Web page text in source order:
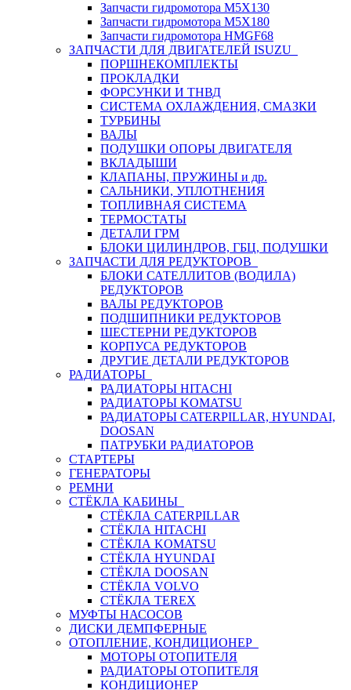
Запчасти гидромотора M5X130
Запчасти гидромотора M5X180
Запчасти гидромотора HMGF68
ЗАПЧАСТИ ДЛЯ ДВИГАТЕЛЕЙ ISUZU
ПОРШНЕКОМПЛЕКТЫ
ПРОКЛАДКИ
ФОРСУНКИ И ТНВД
СИСТЕМА ОХЛАЖДЕНИЯ, СМАЗКИ
ТУРБИНЫ
ВАЛЫ
ПОДУШКИ ОПОРЫ ДВИГАТЕЛЯ
ВКЛАДЫШИ
КЛАПАНЫ, ПРУЖИНЫ и др.
САЛЬНИКИ, УПЛОТНЕНИЯ
ТОПЛИВНАЯ СИСТЕМА
ТЕРМОСТАТЫ
ДЕТАЛИ ГРМ
БЛОКИ ЦИЛИНДРОВ, ГБЦ, ПОДУШКИ
ЗАПЧАСТИ ДЛЯ РЕДУКТОРОВ
БЛОКИ САТЕЛЛИТОВ (ВОДИЛА)
РЕДУКТОРОВ
ВАЛЫ РЕДУКТОРОВ
ПОДШИПНИКИ РЕДУКТОРОВ
ШЕСТЕРНИ РЕДУКТОРОВ
КОРПУСА РЕДУКТОРОВ
ДРУГИЕ ДЕТАЛИ РЕДУКТОРОВ
РАДИАТОРЫ
РАДИАТОРЫ HITACHI
РАДИАТОРЫ KOMATSU
РАДИАТОРЫ CATERPILLAR, HYUNDAI,
DOOSAN
ПАТРУБКИ РАДИАТОРОВ
СТАРТЕРЫ
ГЕНЕРАТОРЫ
РЕМНИ
СТЁКЛА КАБИНЫ
СТЁКЛА CATERPILLAR
СТЁКЛА HITACHI
СТЁКЛА KOMATSU
СТЁКЛА HYUNDAI
СТЁКЛА DOOSAN
СТЁКЛА VOLVO
СТЁКЛА TEREX
МУФТЫ НАСОСОВ
ДИСКИ ДЕМПФЕРНЫЕ
ОТОПЛЕНИЕ, КОНДИЦИОНЕР
МОТОРЫ ОТОПИТЕЛЯ
РАДИАТОРЫ ОТОПИТЕЛЯ
КОНДИЦИОНЕР